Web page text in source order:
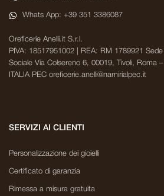
Whats App: +39 351 3386087
Oreficerie Anelli.it S.r.l.
PIVA: 18517951002 | REA: RM 1789921 Sede
Sociale Via Colsereno 6, 00019, Tivoli, Roma –
ITALIA PEC oreficerie.anelli@namirialpec.it
SERVIZI AI CLIENTI
Personalizzazione dei gioielli
Certificato di garanzia
Rimessa a misura gratuita